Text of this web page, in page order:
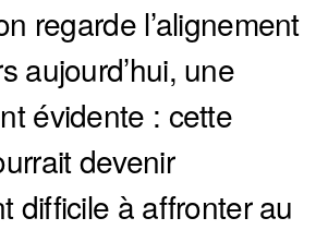
regarde l’alignement
aujourd’hui, une
évidente : cette
devenir
difficile à affronter au